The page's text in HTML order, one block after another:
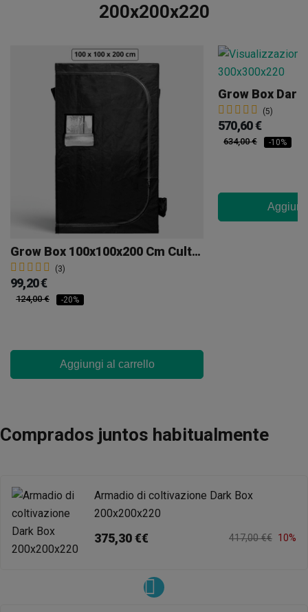
200x200x220
Grow Box 100x100x200 Cm Cultibox Light Plus
(3)
99,20 €
124,00 € -20%
Aggiungi al carrello
Grow Box Dark
(5)
570,60 €
634,00 € -10%
Comprados juntos habitualmente
Armadio di coltivazione Dark Box
200x200x220
375,30 €€ 417,00 €€ 10%